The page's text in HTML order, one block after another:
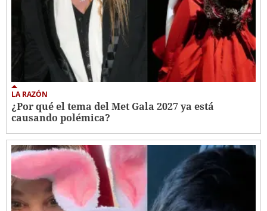
LA RAZÓN
¿Por qué el tema del Met Gala 2027 ya está
causando polémica?